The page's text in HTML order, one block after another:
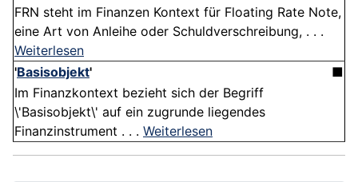
FRN steht im Finanzen Kontext für Floating Rate Note,
eine Art von Anleihe oder Schuldverschreibung, . . .
Weiterlesen
'Basisobjekt'
■
Im Finanzkontext bezieht sich der Begriff
\'Basisobjekt\' auf ein zugrunde liegendes
Finanzinstrument . . . Weiterlesen